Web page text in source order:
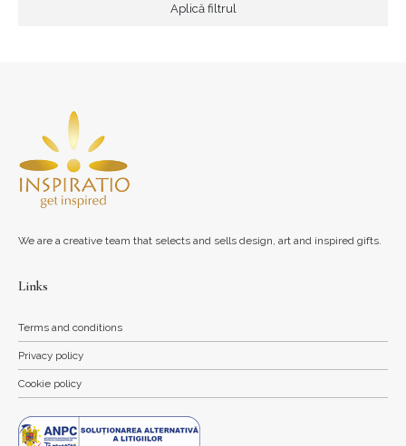
Aplică filtrul
We are a creative team that selects and sells design, art and inspired gifts.
Links
Terms and conditions
Privacy policy
Cookie policy